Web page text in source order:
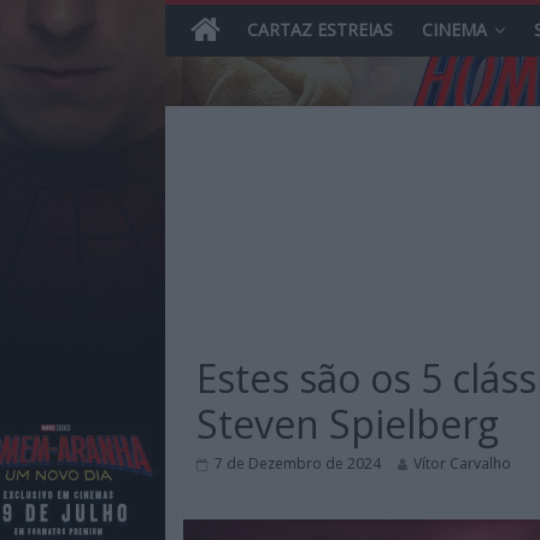
Reviews
sobre
CARTAZ ESTREIAS CINEMA
Estes são os 5
Steven Spielberg
7 de Dezembro de 2024 Vítor Carvalho